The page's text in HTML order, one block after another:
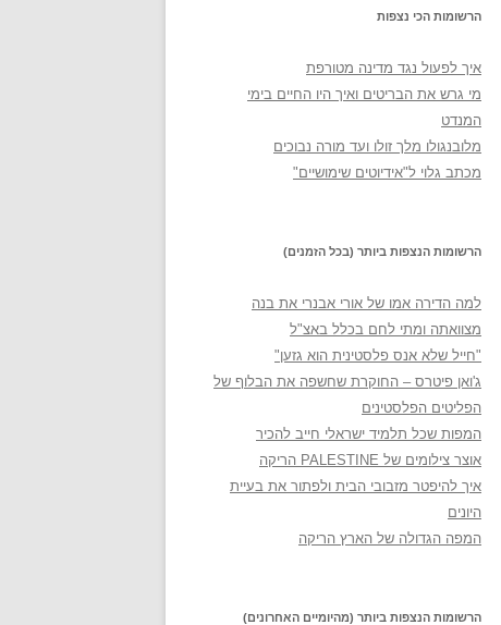
הרשומות הכי נצפות
איך לפעול נגד מדינה מטורפת
מי גרש את הבריטים ואיך היו החיים בימי
המנדט
מלובנגולו מלך זולו ועד מורה נבוכים
מכתב גלוי ל"אידיוטים שימושיים"
הרשומות הנצפות ביותר (בכל הזמנים)
למה הדירה אמו של אורי אבנרי את בנה
מצוואתה ומתי לחם בכלל באצ"ל
"חייל שלא אנס פלסטינית הוא גזען"
ג'ואן פיטרס – החוקרת שחשפה את הבלוף של
הפליטים הפלסטינים
המפות שכל תלמיד ישראלי חייב להכיר
אוצר צילומים של PALESTINE הריקה
איך להיפטר מזבובי הבית ולפתור את בעיית
היונים
המפה הגדולה של הארץ הריקה
הרשומות הנצפות ביותר (מהיומיים האחרונים)